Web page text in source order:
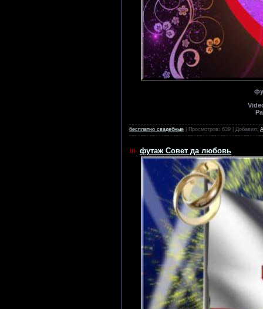
бесплатно свадебные | Просмотров: 639 | Добавил:
футаж Совет да любовь